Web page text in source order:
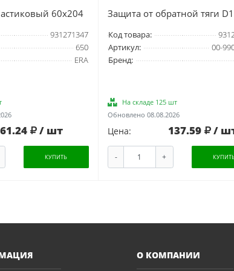
60х204
931271347
650
ERA
61.24 / шт
КУПИТЬ
Защита от обратной тяги
Код товара:
Артикул:
00-
Бренд:
На складе 125 шт
Обновлено 08.08.2026
Цена: 137.59 /
- +
О КОМПАНИИ